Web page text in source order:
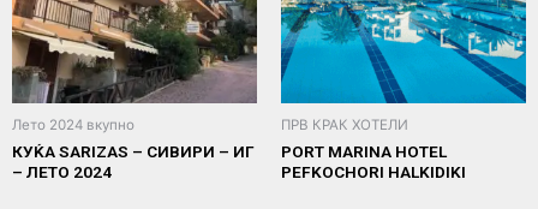
Лето 2024 вкупно
КУЌА SARIZAS – СИВИРИ – ИГ
– ЛЕТО 2024
ПРВ КРАК ХОТЕЛИ
PORT MARINA HOTEL
PEFKOCHORI HALKIDIKI